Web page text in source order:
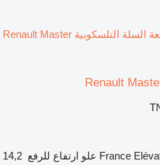
رافعة السلة التلسكوبية Renault Master
Renault
France علو ارتفاع للرفع 14,2